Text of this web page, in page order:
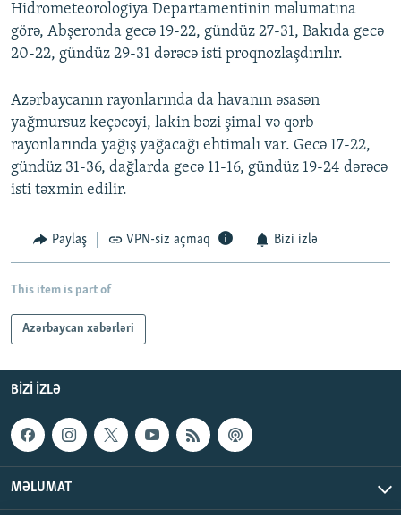
Hidrometeorologiya Departamentinin məlumatına
görə, Abşeronda gecə 19-22, gündüz 27-31, Bakıda gecə
20-22, gündüz 29-31 dərəcə isti proqnozlaşdırılır.
Azərbaycanın rayonlarında da havanın əsasən
yağmursuz keçəcəyi, lakin bəzi şimal və qərb
rayonlarında yağış yağacağı ehtimalı var. Gecə 17-22,
gündüz 31-36, dağlarda gecə 11-16, gündüz 19-24 dərəcə
isti təxmin edilir.
Paylaş VPN-siz açmaq Bizi izlə
This item is part of
Azərbaycan xəbərləri
BIZI IZLƏ
MƏLUMAT